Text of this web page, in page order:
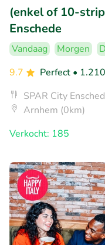
(enkel of 10-
Enschede
Vandaag Morgen
9.7
Perfect •
SPAR City
Arnhem (0km)
Verkocht: 185